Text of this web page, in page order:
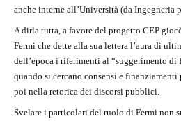
anche interne all’Università (da Ingegneria
A dirla tutta, a favore del progetto CEP
Fermi che dette alla sua lettera l’aura di
dell’epoca i riferimenti al “suggerimento di
quando si cercano consensi e
poi nella retorica dei discorsi pubblici.
Svelare i particolari del ruolo di Fermi non